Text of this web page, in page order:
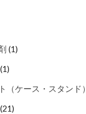
(1)
(1)
（ケース・スタンド）
(21)